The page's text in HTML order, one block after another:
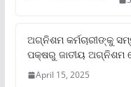
ଅଗ୍ନିଶମ କର୍ମଚାରୀଙ୍କୁ
ପକ୍ଷରୁ ଜାତୀୟ ଅଗ୍ନିଶମ
April 15, 2025